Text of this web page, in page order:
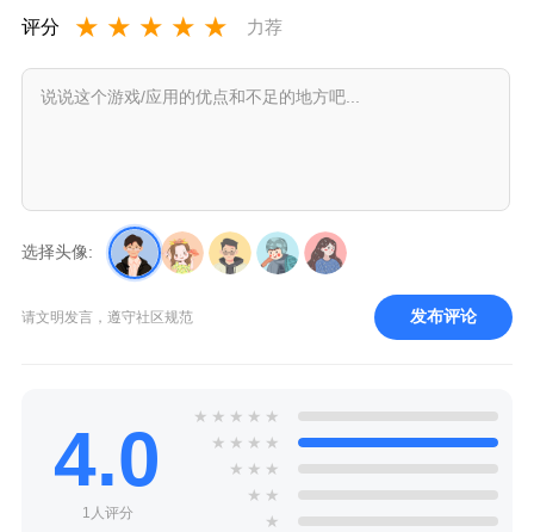
评分 ★ ★ ★ ★ ★ 力荐
选择头像:
请文明发言，遵守社区规范 发布评论
4.0
1人评分
★ ★ ★ ★ ★
★ ★ ★ ★
★ ★ ★
★ ★
★